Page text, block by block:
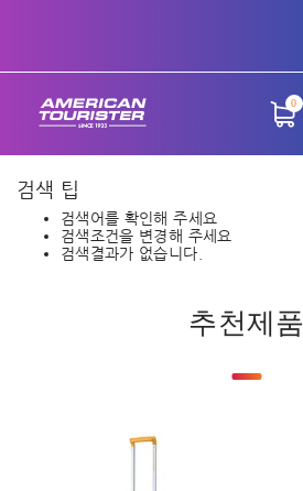
0
검색 팁
검색어를 확인해 주세요
검색조건을 변경해 주세요
검색결과가 없습니다.
추천제품